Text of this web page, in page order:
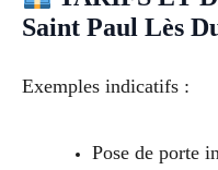
Saint Paul Lès
Exemples indicatifs :
Pose de porte